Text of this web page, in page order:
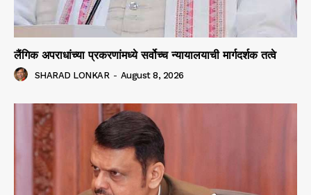
लैंगिक अपराधांच्या प्रकरणांमध्ये सर्वोच्च न्यायालयाची मार्गदर्शक तत्वे
SHARAD LONKAR - August 8, 2026